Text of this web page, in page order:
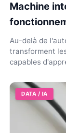
Machine
Au-delà de
transforment
capables
DATA / IA